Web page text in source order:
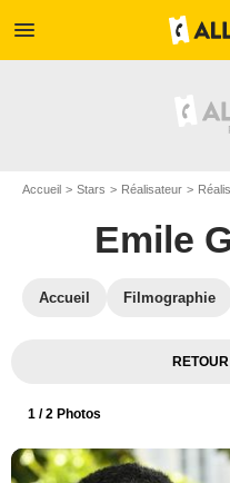
menu
Accueil Stars Réalisateur
Emile
Accueil Filmographie
1 / 2 Photos